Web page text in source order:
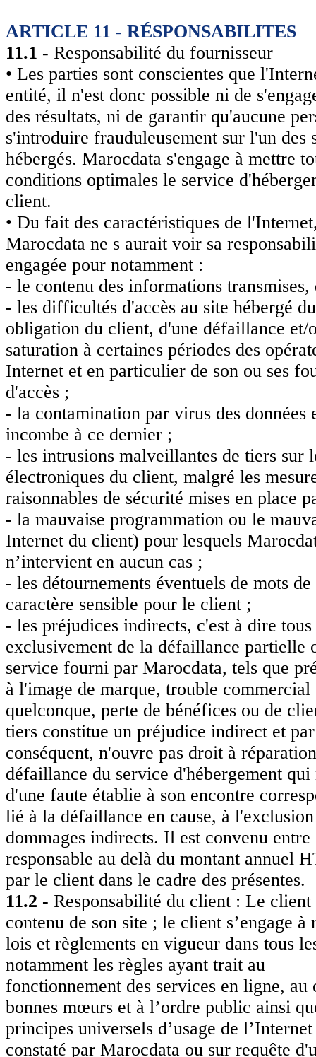
ARTICLE 11 - RÉSPONSABILITES
11.1 - Responsabilité du fournisseur
• Les parties sont conscientes que
entité, il n'est donc possible ni de
des résultats, ni de garantir qu'aucune
s'introduire frauduleusement sur l'un des
hébergés. Marocdata s'engage à mettre
conditions optimales le service
client.
• Du fait des caractéristiques de
Marocdata ne s aurait voir sa
engagée pour notamment :
- le contenu des informations
- les difficultés d'accès au site hébergé
obligation du client, d'une défaillance et/
saturation à certaines périodes des
Internet et en particulier de son ou ses
d'accès ;
- la contamination par virus des
incombe à ce dernier ;
- les intrusions malveillantes de tiers sur
électroniques du client, malgré les
raisonnables de sécurité mises en place
- la mauvaise programmation ou le
Internet du client) pour lesquels
n’intervient en aucun cas ;
- les détournements éventuels de mots
caractère sensible pour le client ;
- les préjudices indirects, c'est à dire
exclusivement de la défaillance partielle
service fourni par Marocdata, tels que
à l'image de marque, trouble commercial
quelconque, perte de bénéfices ou de
tiers constitue un préjudice indirect et par
conséquent, n'ouvre pas droit à
défaillance du service d'hébergement
d'une faute établie à son encontre
lié à la défaillance en cause, à l'exclusion
dommages indirects. Il est convenu
responsable au delà du montant annuel
par le client dans le cadre des présentes.
11.2 - Responsabilité du client : Le
contenu de son site ; le client s’engage à
lois et règlements en vigueur dans tous
notamment les règles ayant trait au
fonctionnement des services en ligne,
bonnes mœurs et à l’ordre public ainsi
principes universels d’usage de
constaté par Marocdata ou sur requête